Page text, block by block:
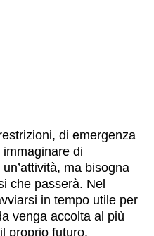
di emergenza
di
ma bisogna
che passerà. Nel
in tempo utile per
venga accolta al più
proprio futuro.